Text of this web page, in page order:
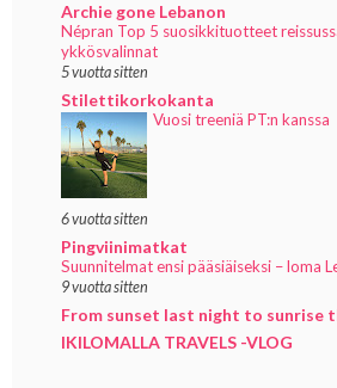
Archie gone Lebanon
Népran Top 5 suosikkituotteet
ykkösvalinnat
5 vuotta sitten
Stilettikorkokanta
Vuosi treeniä PT:n kanssa
6 vuotta sitten
Pingviinimatkat
Suunnitelmat ensi pääsiäiseksi – loma
9 vuotta sitten
From sunset last night to sunrise
IKILOMALLA TRAVELS -VLOG